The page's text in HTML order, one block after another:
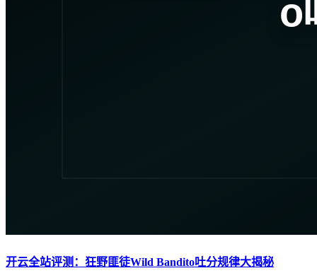
开云全站评测：狂野匪徒Wild Bandito吐分规律大揭秘